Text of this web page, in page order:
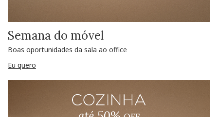
Semana do móvel
Boas oportunidades da sala ao office
Eu quero